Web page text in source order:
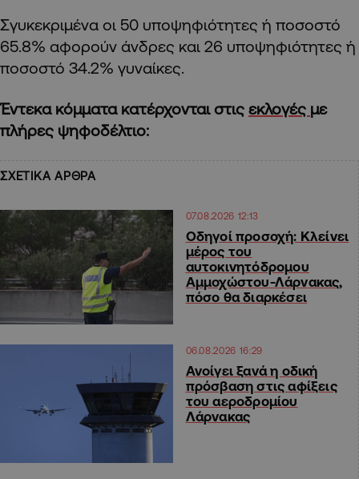
Σγυκεκριμένα οι 50 υποψηφιότητες ή ποσοστό
65.8% αφορούν άνδρες και 26 υποψηφιότητες ή
ποσοστό 34.2% γυναίκες.
Έντεκα κόμματα κατέρχονται στις εκλογές με
πλήρες ψηφοδέλτιο:
ΣΧΕΤΙΚΑ ΑΡΘΡΑ
07.08.2026 12:13
Οδηγοί προσοχή: Κλείνει
μέρος του
αυτοκινητόδρομου
Αμμοχώστου-Λάρνακας,
πόσο θα διαρκέσει
06.08.2026 16:29
Ανοίγει ξανά η οδική
πρόσβαση στις αφίξεις
του αεροδρομίου
Λάρνακας